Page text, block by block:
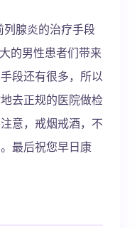
列腺炎的治疗手段
的男性患者们带来
段还有很多，所以
去正规的医院做检
意，戒烟戒酒，不
最后祝您早日康